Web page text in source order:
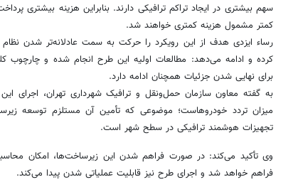
سهم بیشتری در ایجاد تراکم ترافیکی دارند. بنابراین هزینه بیشتری
کمتر مشمول هزینه کمتری خواهند شد.
رساء ایزدی هدف از این رویکرد را حرکت به سمت عادلانه‌تر شدن نظام
کرده و ادامه می‌دهد: مطالعات اولیه این طرح انجام شده و چارچوب
برای نهایی شدن جزئیات همچنان ادامه دارد.
به گفته معاون سازمان حمل‌ونقل و ترافیک شهرداری تهران، اجرای
میزان تردد خودروهاست؛ موضوعی که تأمین آن مستلزم توسعه
تجهیزات هوشمند ترافیکی در سطح شهر است.
وی تأکید می‌کند: در صورت فراهم شدن این زیرساخت‌ها، امکان
فراهم خواهد شد و اجرای طرح نیز قابلیت عملیاتی شدن پیدا می‌کند.